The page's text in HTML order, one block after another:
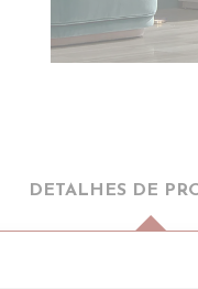
DETALHES DE